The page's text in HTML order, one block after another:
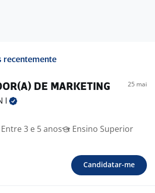
recentemente
DE MARKETING 25 mai
I
Entre 3 e 5 anos
Ensino Superior
Candidatar-me